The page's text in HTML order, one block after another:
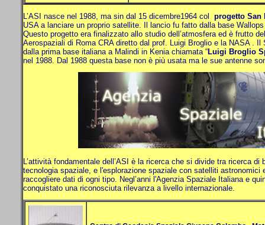
L’ASI nasce nel 1988, ma sin dal 15 dicembre1964 col
progetto San
USA a lanciare un proprio satellite. Il lancio fu fatto dalla base
Questo progetto era finalizzato allo studio dell’atmosfera ed è frutto
Aerospaziali di Roma CRA diretto dal prof. Luigi Broglio e la NASA . Il
dalla prima base italiana a Malindi in Kenia chiamata “Luigi Broglio
nel 1988. Dal 1988 questa base non è più usata ma le sue antenne
L’attività fondamentale dell’ASI è la ricerca che si divide tra ricerca
tecnologia spaziale, e l'esplorazione spaziale con satelliti astronomici
raccogliere dati di ogni tipo. Negl’anni l'Agenzia Spaziale Italiana e
conquistato una riconosciuta rilevanza a livello internazionale.